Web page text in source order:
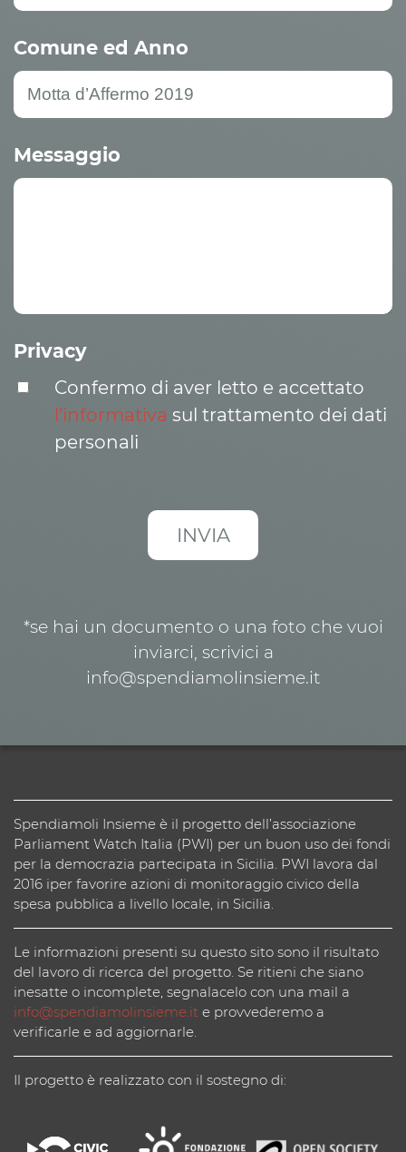
Comune ed Anno
Messaggio
Privacy
Confermo di aver letto e accettato
l’informativa sul trattamento dei dati
personali
*se hai un documento o una foto che vuoi
inviarci, scrivici a
info@spendiamolinsieme.it
Spendiamoli Insieme è il progetto dell’associazione
Parliament Watch Italia (PWI) per un buon uso dei fondi
per la democrazia partecipata in Sicilia. PWI lavora dal
2016 iper favorire azioni di monitoraggio civico della
spesa pubblica a livello locale, in Sicilia.
Le informazioni presenti su questo sito sono il risultato
del lavoro di ricerca del progetto. Se ritieni che siano
inesatte o incomplete, segnalacelo con una mail a
info@spendiamolinsieme.it e provvederemo a
verificarle e ad aggiornarle.
Il progetto è realizzato con il sostegno di: